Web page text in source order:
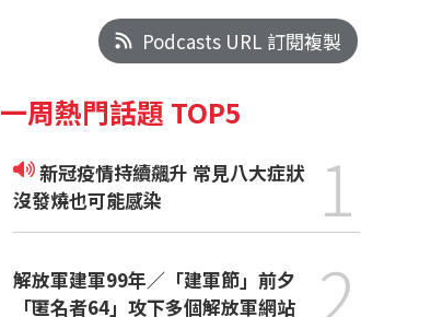
Podcasts URL 訂閱複製
一周熱門話題 TOP5
新冠疫情持續飆升 常見八大症狀
沒發燒也可能感染
1
解放軍建軍99年／「建軍節」前夕
「匿名者64」攻下多個解放軍網站
2